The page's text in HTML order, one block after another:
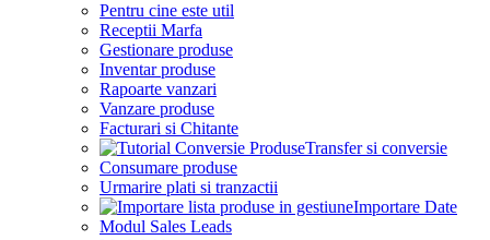
Pentru cine este util
Receptii Marfa
Gestionare produse
Inventar produse
Rapoarte vanzari
Vanzare produse
Facturari si Chitante
Transfer si conversie
Consumare produse
Urmarire plati si tranzactii
Importare Date
Modul Sales Leads